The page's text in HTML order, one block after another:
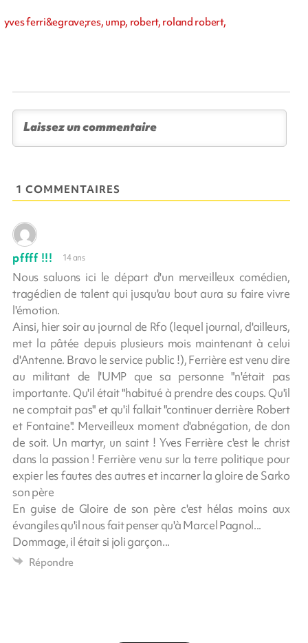
yves ferri&egrave;res, ump, robert, roland robert,
1 COMMENTAIRES
pffff !!! 14 ans
Nous saluons ici le départ d'un merveilleux comédien,
tragédien de talent qui jusqu'au bout aura su faire vivre
l'émotion.
Ainsi, hier soir au journal de Rfo (lequel journal, d'ailleurs,
met la pâtée depuis plusieurs mois maintenant à celui
d'Antenne. Bravo le service public !), Ferrière est venu dire
au militant de l'UMP que sa personne "n'était pas
importante. Qu'il était "habitué à prendre des coups. Qu'il
ne comptait pas" et qu'il fallait "continuer derrière Robert
et Fontaine". Merveilleux moment d'abnégation, de don
de soit. Un martyr, un saint ! Yves Ferrière c'est le christ
dans la passion ! Ferrière venu sur la terre politique pour
expier les fautes des autres et incarner la gloire de Sarko
son père
En guise de Gloire de son père c'est hélas moins aux
évangiles qu'il nous fait penser qu'à Marcel Pagnol...
Dommage, il était si joli garçon...
Répondre